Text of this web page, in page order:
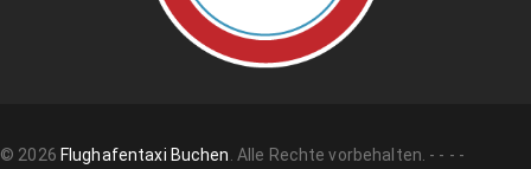
© 2026 Flughafentaxi Buchen. Alle Rechte vorbehalten. - - - -